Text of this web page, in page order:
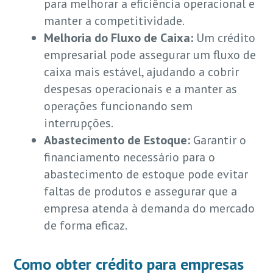
para melhorar a eficiência operacional e
manter a competitividade.
Melhoria do Fluxo de Caixa: Um crédito
empresarial pode assegurar um fluxo de
caixa mais estável, ajudando a cobrir
despesas operacionais e a manter as
operações funcionando sem
interrupções.
Abastecimento de Estoque: Garantir o
financiamento necessário para o
abastecimento de estoque pode evitar
faltas de produtos e assegurar que a
empresa atenda à demanda do mercado
de forma eficaz.
Como obter crédito para empresas